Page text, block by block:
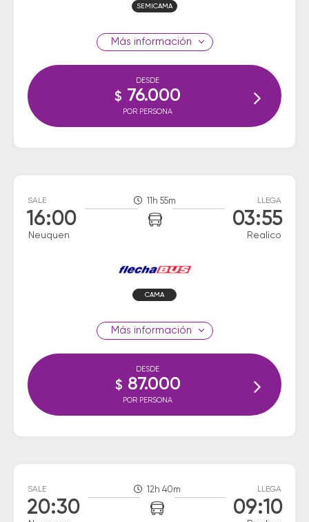
SEMICAMA
información
DESDE
$ 76.000
POR PERSONA
SALE
16:00
Neuquen
11h 55m LLEGA
03:55
Realico
CAMA
información
DESDE
$ 87.000
POR PERSONA
SALE
20:30
12h 40m LLEGA
09:10